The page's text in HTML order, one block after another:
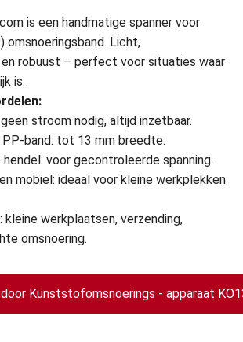
is een handmatige spanner voor
omsnoeringsband. Licht,
en robuust – perfect voor situaties waar
is.
stroom nodig, altijd inzetbaar.
band: tot 13 mm breedte.
hendel: voor gecontroleerde spanning.
mobiel: ideaal voor kleine werkplekken
kleine werkplaatsen, verzending,
omsnoering.
Kunststofomsnoerings - apparaat